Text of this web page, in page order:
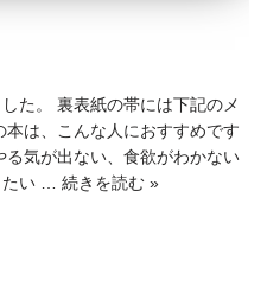
た。 裏表紙の帯には下記のメ
は、こんな人におすすめです
気が出ない、食欲がわかない
たい … 続きを読む »